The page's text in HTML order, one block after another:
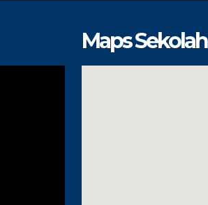
Maps Sekolah